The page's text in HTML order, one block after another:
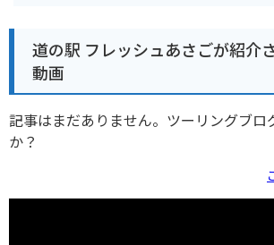
道の駅 フレッシュあさごが紹介
動画
記事はまだありません。ツーリングブロ
か？